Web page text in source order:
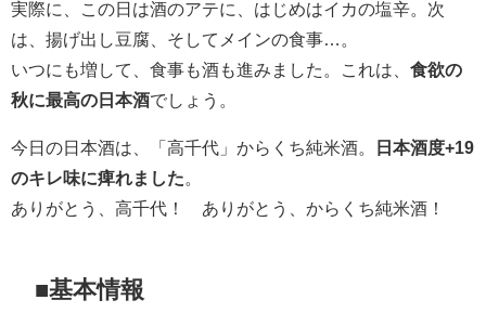
実際に、この日は酒のアテに、はじめはイカの塩辛。次
は、揚げ出し豆腐、そしてメインの食事…。
いつにも増して、食事も酒も進みました。これは、 食欲の
秋に最高の日本酒でしょう。
今日の日本酒は、「高千代」からくち純米酒。
日本酒度+19
のキレ味に痺れました。
ありがとう、高千代！ ありがとう、からくち純米酒！
■基本情報